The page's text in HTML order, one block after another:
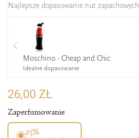
Najlepsze dopasowanie nut zapachowych
Moschino - Cheap and Chic
Idealne dopasowanie
26,00 ZŁ
Zaperfumowanie
25%